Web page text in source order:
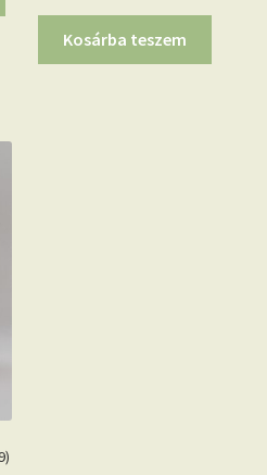
price
was:
2.900 Ft.
price
2.000 Ft.
Kosárba teszem